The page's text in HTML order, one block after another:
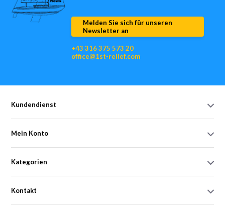
Melden Sie sich für unseren
Newsletter an
+43 316 375 573 20
office@1st-relief.com
Kundendienst
Mein Konto
Kategorien
Kontakt